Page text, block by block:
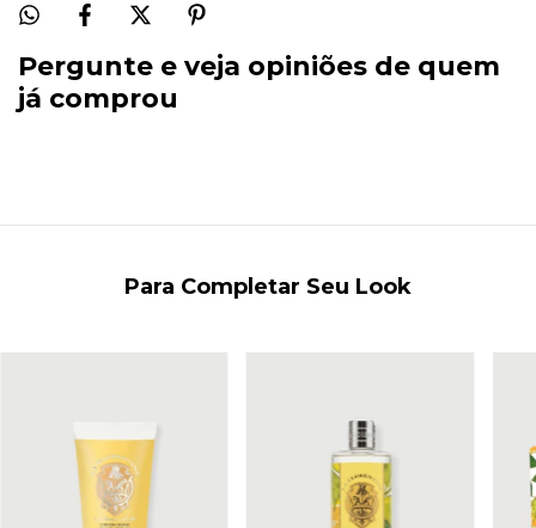
Pergunte e veja opiniões de quem
já comprou
Para Completar Seu Look